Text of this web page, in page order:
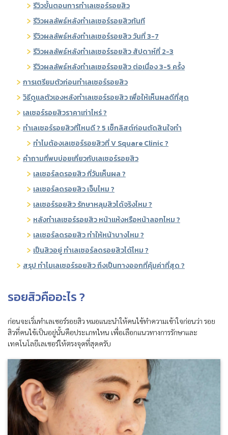
รีวิวขั้นตอนการทำเลเซอร์รอยสิว
รีวิวผลลัพธ์หลังทำเลเซอร์รอยสิวทันที
รีวิวผลลัพธ์หลังทำเลเซอร์รอยสิว วันที่ 3-7
รีวิวผลลัพธ์หลังทำเลเซอร์รอยสิว สัปดาห์ที่ 2-3
รีวิวผลลัพธ์หลังทำเลเซอร์รอยสิว ต่อเนื่อง 3-5 ครั้ง
การเตรียมตัวก่อนทำเลเซอร์รอยสิว
วิธีดูแลตัวเองหลังทำเลเซอร์รอยสิว เพื่อให้เห็นผลดีที่สุด
เลเซอร์รอยสิวราคาเท่าไหร่ ?
ทำเลเซอร์รอยสิวที่ไหนดี ? 5 เช็กลิสต์ก่อนตัดสินใจทำ
ทำไมต้องเลเซอร์รอยสิวที่ V Square Clinic ?
คำถามที่พบบ่อยเกี่ยวกับเลเซอร์รอยสิว
เลเซอร์ลดรอยสิว กี่วันเห็นผล ?
เลเซอร์ลดรอยสิว เจ็บไหม ?
เลเซอร์รอยสิว รักษาหลุมสิวได้จริงไหม ?
หลังทำเลเซอร์รอยสิว หน้าแห้งหรือหน้าลอกไหม ?
เลเซอร์ลดรอยสิว ทำให้หน้าบางไหม ?
เป็นสิวอยู่ ทำเลเซอร์ลดรอยสิวได้ไหม ?
สรุป ทำไมเลเซอร์รอยสิว ถึงเป็นทางออกที่คุ้มค่าที่สุด ?
รอยสิวคืออะไร ?
ก่อนจะเริ่มทำเลเซอร์รอยสิว หมอแนะนำให้คนไข้ทำความเข้าใจก่อนว่า รอย
สิวที่คนไข้เป็นอยู่นั้นคือประเภทไหน เพื่อเลือกแนวทางการรักษาและ
เทคโนโลยีเลเซอร์ให้ตรงจุดที่สุดครับ